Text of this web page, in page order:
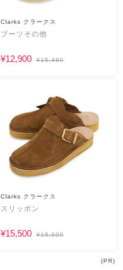
Clarks クラークス
ブーツその他
¥12,900 ¥15,480
Clarks クラークス
スリッポン
¥15,500 ¥18,600
(PR)